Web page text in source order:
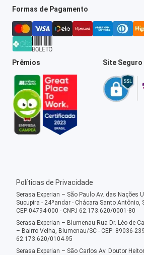
Formas de Pagamento
Prêmios Site Seguro
Políticas de Privacidade
Serasa Experian – São Paulo Av. das Nações
Sucupira - 24ºandar - Chácara Santo Antônio,
CEP:04794-000 - CNPJ 62.173.620/0001-80
Serasa Experian – Blumenau Rua Dr. Léo de
– Bairro Velha, Blumenau/SC - CEP: 89036-
62.173.620/0104-95
Serasa Experian – São Carlos Av. Doutor